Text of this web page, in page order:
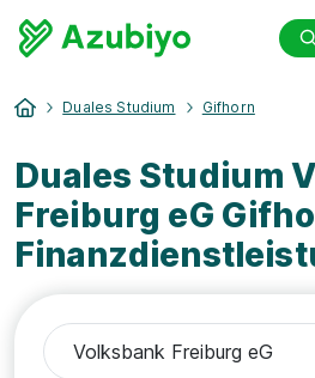
Duales Studium Gifhorn
Duales Studium
Freiburg eG